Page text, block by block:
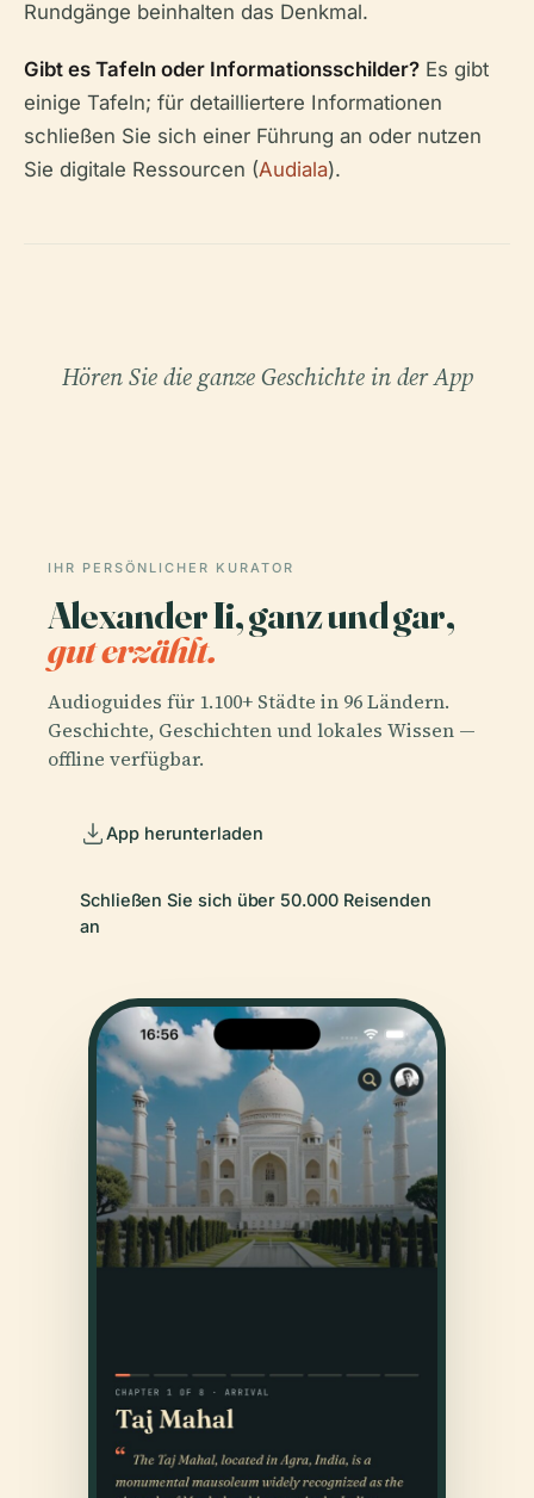
Rundgänge beinhalten das Denkmal.
Gibt es Tafeln oder Informationsschilder? Es gibt
einige Tafeln; für detailliertere Informationen
schließen Sie sich einer Führung an oder nutzen
Sie digitale Ressourcen (Audiala).
Hören Sie die ganze Geschichte in der App
IHR PERSÖNLICHER KURATOR
Alexander Ii, ganz und gar,
gut erzählt.
Audioguides für 1.100+ Städte in 96 Ländern.
Geschichte, Geschichten und lokales Wissen —
offline verfügbar.
App herunterladen
Schließen Sie sich über 50.000 Reisenden
an